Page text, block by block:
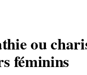
ou
féminins